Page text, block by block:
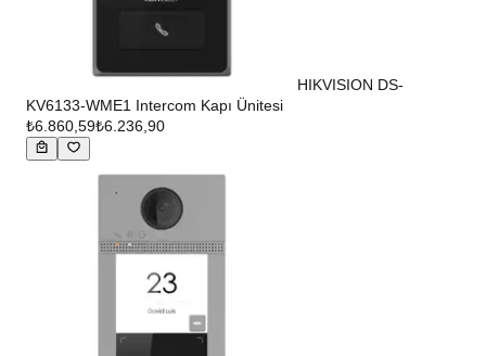
HIKVISION DS-
KV6133-WME1 Intercom Kapı Ünitesi
₺6.860,59₺6.236,90